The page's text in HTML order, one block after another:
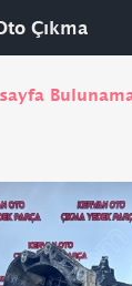
Çıkma